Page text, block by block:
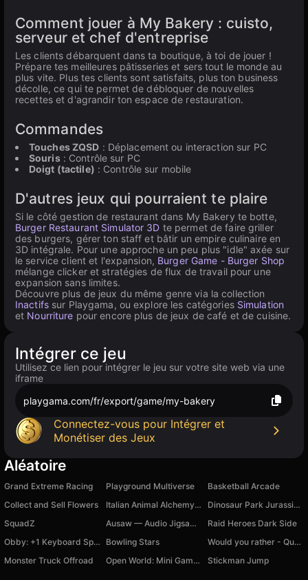
Comment jouer à My Bakery : cuisto,
serveur et chef d'entreprise
Les clients débarquent dans ta boutique, à toi de jouer !
Prépare tes meilleures pâtisseries et sers tout le monde au
plus vite. Plus tes clients sont satisfaits, plus ton business
décolle, ce qui te permet de débloquer de nouvelles
recettes et d'agrandir ton espace de restauration.
Commandes
Touches ZQSD : Déplacement ou interaction sur PC
Souris: Contrôle sur PC
Doigt (tactile) : Contrôle sur mobile
D'autres jeux qui pourraient te plaire
Si le côté gestion de restaurant dans My Bakery te botte,
Burger Restaurant Simulator 3D te permet de faire griller
des burgers, gérer ton staff et bâtir un empire culinaire en
3D intégrale. Pour une approche un peu plus "idle" axée sur
le service client et l'expansion, Burger Game - Burger Shop
mélange clicker et stratégies de flux de travail pour une
expansion sans limites.
Découvre plus de jeux du même genre via la collection
Inactifssur Playgama, ou explore les catégories Simulation
et Nourriture pour encore plus de jeux de café et de cuisine.
Intégrer ce jeu
Utilisez ce lien pour intégrer le jeu sur votre site web via une
iframe
playgama.com/fr/export/game/my-bakery
Connectez-vous pour Intégrer et
Monétiser des Jeux
Aléatoire
Grand Extreme Racing Playground Multiverse
Basketball Arcade
Collect and Sell Flowers
Italian Animal Alchemy: Open All Brainrot
Dinosaur Park Jurassic Dino World
SquadZ
Ausaw — Audio Jigsaw Puzzle by Auzle
Raid Heroes Dark Side
Obby: +1 Keyboard Speed Escape
Bowling Stars
Would you rather - Questions for couples
Monster Truck Offroad
Open World: Mini Games Online Stickman Jump